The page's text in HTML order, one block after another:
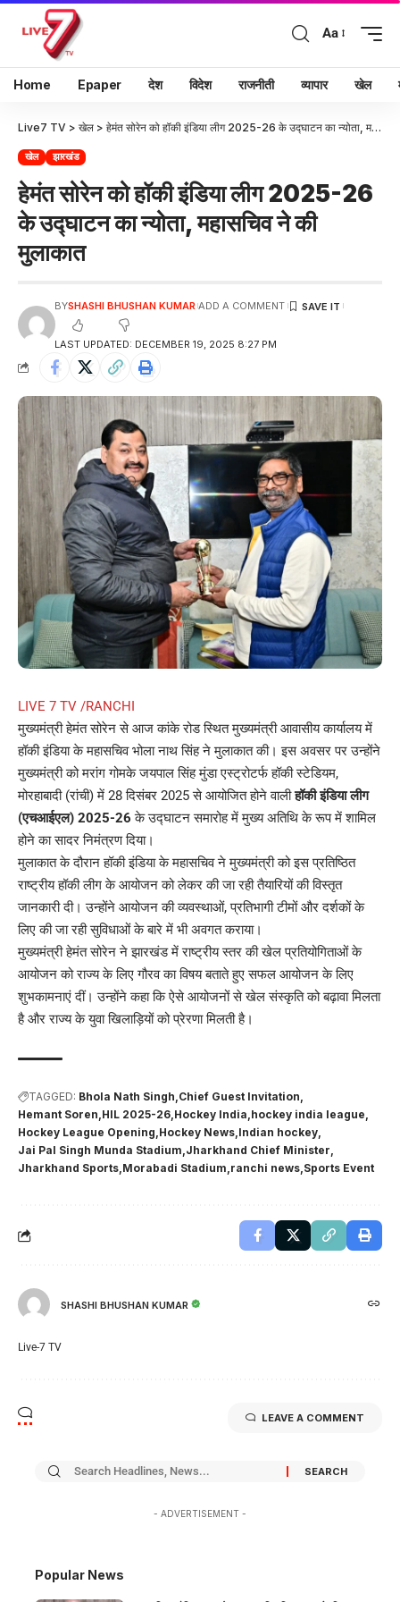
Aa
Home Epaper देश विदेश राजनीती व्यापार खेल
Live7 TV > खेल > हेमंत सोरेन को हॉकी इंडिया लीग 2025-26 के उद्घाटन का न्योता, महासचिव ने की मुलाकात
खेल झारखंड
हेमंत सोरेन को हॉकी इंडिया लीग 2025-26
के उद्घाटन का न्योता, महासचिव ने की
मुलाकात
LAST UPDATED: DECEMBER 19, 2025 8:27 PM
BYSHASHI BHUSHAN KUMAR ADD A COMMENT
LIVE 7 TV /RANCHI
मुख्यमंत्री हेमंत सोरेन से आज कांके रोड स्थित मुख्यमंत्री आवासीय कार्यालय में
हॉकी इंडिया के महासचिव भोला नाथ सिंह ने मुलाकात की। इस अवसर पर उन्होंने
मुख्यमंत्री को मरांग गोमके जयपाल सिंह मुंडा एस्ट्रोटर्फ हॉकी स्टेडियम,
मोरहाबादी (रांची) में 28 दिसंबर 2025 से आयोजित होने वालीहॉकी इंडिया लीग
(एचआईएल) 2025-26 के उद्घाटन समारोह में मुख्य अतिथि के रूप में शामिल
होने का सादर निमंत्रण दिया।
मुलाकात के दौरान हॉकी इंडिया के महासचिव ने मुख्यमंत्री को इस प्रतिष्ठित
राष्ट्रीय हॉकी लीग के आयोजन को लेकर की जा रही तैयारियों की विस्तृत
जानकारी दी। उन्होंने आयोजन की व्यवस्थाओं, प्रतिभागी टीमों और दर्शकों के
लिए की जा रही सुविधाओं के बारे में भी अवगत कराया।
मुख्यमंत्री हेमंत सोरेन ने झारखंड में राष्ट्रीय स्तर की खेल प्रतियोगिताओं के
आयोजन को राज्य के लिए गौरव का विषय बताते हुए सफल आयोजन के लिए
शुभकामनाएं दीं। उन्होंने कहा कि ऐसे आयोजनों से खेल संस्कृति को बढ़ावा मिलता
है और राज्य के युवा खिलाड़ियों को प्रेरणा मिलती है।
TAGGED: Bhola Nath Singh Chief Guest Invitation
Hemant Soren HIL 2025-26 Hockey India hockey india league
Hockey League Opening Hockey News Indian hockey
Jai Pal Singh Munda Stadium Jharkhand Chief Minister
Jharkhand Sports Morabadi Stadium ranchi news Sports Event
SHASHI BHUSHAN KUMAR
Live-7 TV
LEAVE A COMMENT
- ADVERTISEMENT -
Popular News